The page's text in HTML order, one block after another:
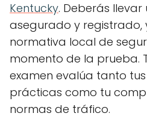
Kentucky. Deberás llevar
asegurado y registrado,
normativa local de
momento de la prueba.
examen evalúa tanto
prácticas como tu
normas de tráfico.